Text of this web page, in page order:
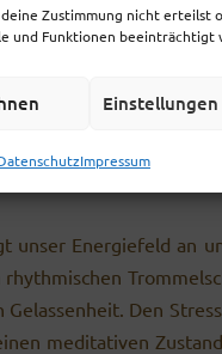
Zustimmung nicht erteilst
und Funktionen beeinträchtigt
Einstellungen
Impressum
von der
Abstand vom
Energiefeld an
Den
meditativen